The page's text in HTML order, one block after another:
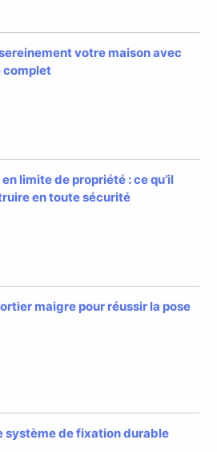
votre maison avec
complet
limite de propriété : ce qu’il
en toute sécurité
maigre pour réussir la pose
système de fixation durable